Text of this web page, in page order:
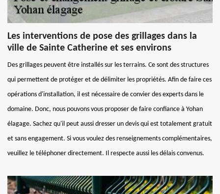
Les interventions de pose des grillages dans la
ville de Sainte Catherine et ses environs
Des grillages peuvent être installés sur les terrains. Ce sont des structures
qui permettent de protéger et de délimiter les propriétés. Afin de faire ces
opérations d'installation, il est nécessaire de convier des experts dans le
domaine. Donc, nous pouvons vous proposer de faire confiance à Yohan
élagage. Sachez qu'il peut aussi dresser un devis qui est totalement gratuit
et sans engagement. Si vous voulez des renseignements complémentaires,
veuillez le téléphoner directement. Il respecte aussi les délais convenus.